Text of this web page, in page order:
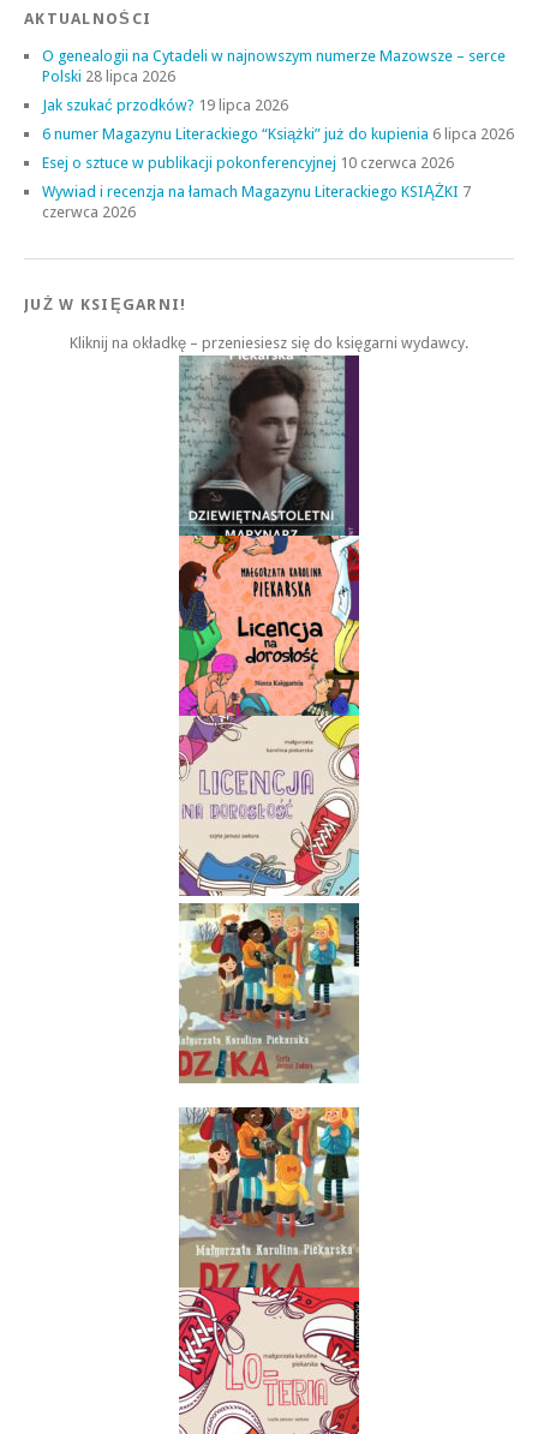
AKTUALNOŚCI
O genealogii na Cytadeli w najnowszym numerze Mazowsze – serce
Polski 28 lipca 2026
Jak szukać przodków? 19 lipca 2026
6 numer Magazynu Literackiego “Książki” już do kupienia 6 lipca 2026
Esej o sztuce w publikacji pokonferencyjnej 10 czerwca 2026
Wywiad i recenzja na łamach Magazynu Literackiego KSIĄŻKI 7
czerwca 2026
JUŻ W KSIĘGARNI!
Kliknij na okładkę – przeniesiesz się do księgarni wydawcy.